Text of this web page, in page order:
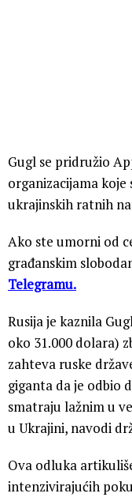
Gugl se pridružio
organizacijama koje
ukrajinskih ratnih
Ako ste umorni od
građanskim
Telegramu.
Rusija je kaznila
oko 31.000 dolara)
zahteva ruske
giganta da je odbio
smatraju lažnim u
u Ukrajini, navodi
Ova odluka
intenzivirajućih